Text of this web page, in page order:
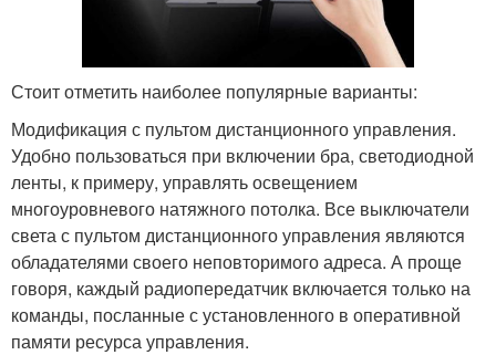
Стоит отметить наиболее популярные варианты:
Модификация с пультом дистанционного управления.
Удобно пользоваться при включении бра, светодиодной
ленты, к примеру, управлять освещением
многоуровневого натяжного потолка. Все выключатели
света с пультом дистанционного управления являются
обладателями своего неповторимого адреса. А проще
говоря, каждый радиопередатчик включается только на
команды, посланные с установленного в оперативной
памяти ресурса управления.